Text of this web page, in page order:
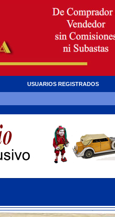
USUARIOS REGISTRADOS